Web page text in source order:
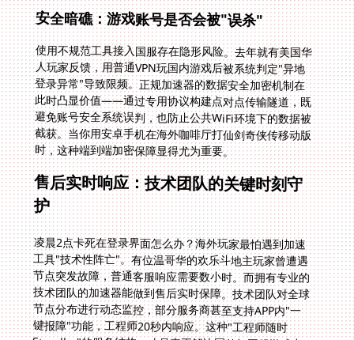
安全暗礁：游戏账号是否会被"误杀"
使用不规范工具接入国服存在隐形风险。去年就有美国华
人玩家反馈，用普通VPN玩国内游戏后被系统判定"异地
登录异常"导致限频。正规加速器的数据安全加密机制在
此时凸显价值——通过专用协议构建点对点传输隧道，既
避免账号安全系统误判，也防止公共WiFi环境下的数据被
截获。当你用安卓手机在海外咖啡厅打仙剑奇侠传移动版
时，这种端到端加密保障显得尤为重要。
售后实时响应：技术团队的关键时刻守
护
凌晨2点卡死在登录界面怎么办？海外玩家最怕遇到加速
工具"技术性阵亡"。有位温哥华的欢乐斗地主玩家曾遭遇
节点突发故障，普通客服响应需要数小时。而拥有专业的
技术团队的加速器能做到售后实时保障。技术团队对全球
节点分布进行动态监控，部分服务商甚至支持APP内"一
键报障"功能，工程师20秒内响应。这种"工程师随时
Standby"的服务结构，才是真正解决国外打国服游戏卡